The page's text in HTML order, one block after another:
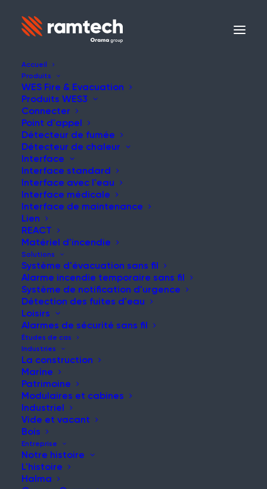
Accueil
Produits
WES Fire & Evacuation
Produits WES3
Connecter
Point d'appel
Détecteur de fumée
Détecteur de chaleur
Interface
Interface standard
Interface avec l'eau
Interface médicale
Interface de maintenance
Lien
REACT
Matériel d'incendie
Solutions
Système d'évacuation sans fil
Alarme incendie temporaire sans fil
Système de notification d'urgence
Détection des fuites d'eau
Loisirs
Alarmes de sécurité sans fil
Études de cas
Industries
La construction
Marine
Patrimoine
Modulaires et cabines
Industriel
Vide et vacant
Bois
Entreprise
Notre histoire
L'histoire
Halma
NOUVELLES ET MISES À JOUR
Restez informé de nos
dernières nouvelles et
réflexions